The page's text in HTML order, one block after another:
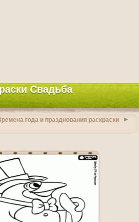
Свадьба
года и празднования раскраски